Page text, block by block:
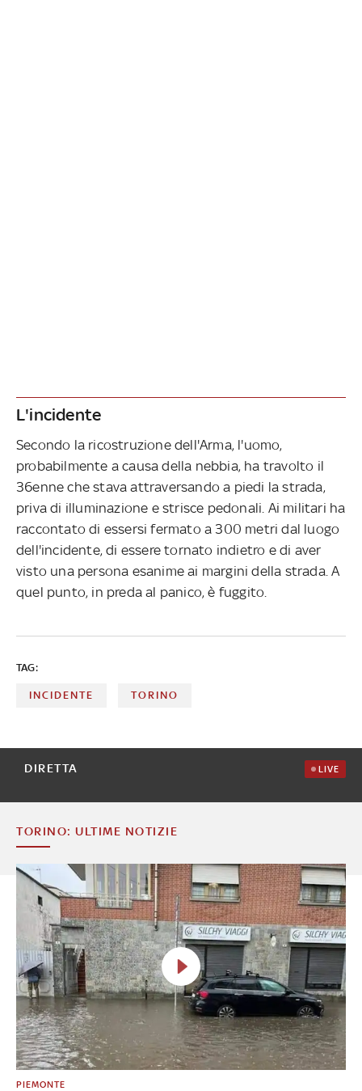
L'incidente
Secondo la ricostruzione dell'Arma, l'uomo,
probabilmente a causa della nebbia, ha travolto il
36enne che stava attraversando a piedi la strada,
priva di illuminazione e strisce pedonali. Ai militari ha
raccontato di essersi fermato a 300 metri dal luogo
dell'incidente, di essere tornato indietro e di aver
visto una persona esanime ai margini della strada. A
quel punto, in preda al panico, è fuggito.
TAG:
INCIDENTE TORINO
DIRETTA LIVE
TORINO: ULTIME NOTIZIE
PIEMONTE